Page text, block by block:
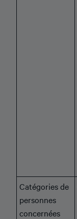
Catégories de
personnes
concernées